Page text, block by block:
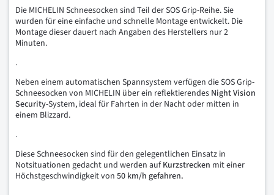
Die MICHELIN Schneesocken sind Teil der SOS Grip-Reihe. Sie
wurden für eine einfache und schnelle Montage entwickelt. Die
Montage dieser dauert nach Angaben des Herstellers nur 2
Minuten.
.
Neben einem automatischen Spannsystem verfügen die SOS Grip-
Schneesocken von MICHELIN über ein reflektierendes Night Vision
Security-System, ideal für Fahrten in der Nacht oder mitten in
einem Blizzard.
.
Diese Schneesocken sind für den gelegentlichen Einsatz in
Notsituationen gedacht und werden aufKurzstrecken mit einer
Höchstgeschwindigkeit von 50 km/h gefahren.